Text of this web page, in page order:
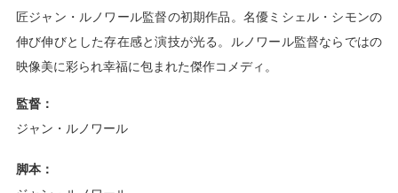
匠ジャン・ルノワール監督の初期作品。名優ミシェル・シモンの
伸び伸びとした存在感と演技が光る。ルノワール監督ならではの
映像美に彩られ幸福に包まれた傑作コメディ。
監督：
ジャン・ルノワール
脚本：